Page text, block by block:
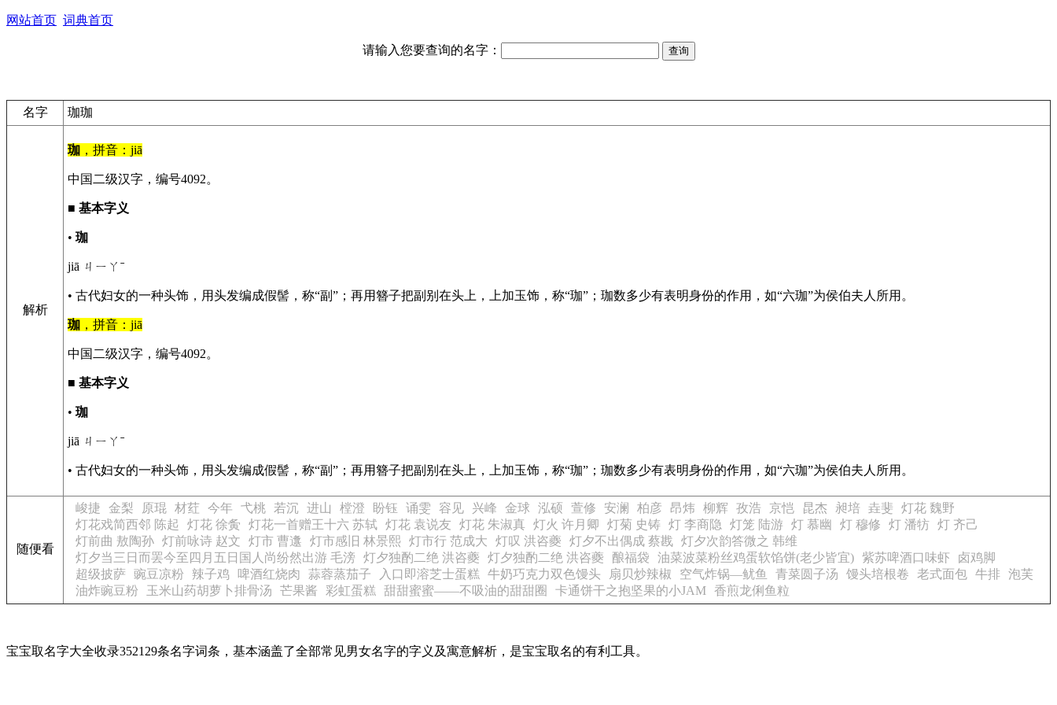
网站首页 词典首页
请输入您要查询的名字：
名字 珈珈
解析
珈 ，拼音：jiā
中国二级汉字，编号4092。
■ 基本字义
• 珈
jiā ㄐㄧㄚˉ
• 古代妇女的一种头饰，用头发编成假髻，称“副”；再用簪子把副别在头上，上加玉饰，称“珈”；珈数多少有表明身份的作用，如“六珈”为侯伯夫人所用。
珈 ，拼音：jiā
中国二级汉字，编号4092。
■ 基本字义
• 珈
jiā ㄐㄧㄚˉ
• 古代妇女的一种头饰，用头发编成假髻，称“副”；再用簪子把副别在头上，上加玉饰，称“珈”；珈数多少有表明身份的作用，如“六珈”为侯伯夫人所用。
随便看
峻捷 金梨 原琨 材荭 今年 弋桃 若沉 进山 樘澄 盼钰 诵雯 容见 兴峰 金球 泓硕 萱修 安澜 柏彦 昂炜 柳辉 孜浩 京恺 昆杰 昶培 垚斐
灯花 魏野
灯花戏简西邻 陈起
灯花 徐夤 灯花一首赠王十六 苏轼 灯花 袁说友 灯花 朱淑真 灯火 许月卿 灯菊 史铸 灯 李商隐 灯笼 陆游 灯 慕幽 灯 穆修 灯 潘牥 灯 齐己
灯前曲 敖陶孙 灯前咏诗 赵文 灯市 曹邍 灯市感旧 林景熙 灯市行 范成大 灯叹 洪咨夔 灯夕不出偶成 蔡戡 灯夕次韵答微之 韩维
灯夕当三日而罢今至四月五日国人尚纷然出游 毛滂
灯夕独酌二绝 洪咨夔 灯夕独酌二绝 洪咨夔 酿福袋 油菜波菜粉丝鸡蛋软馅饼(老少皆宜) 紫苏啤酒口味虾
卤鸡脚
超级披萨
豌豆凉粉 辣子鸡 啤酒红烧肉 蒜蓉蒸茄子 入口即溶芝士蛋糕 牛奶巧克力双色馒头 扇贝炒辣椒 空气炸锅—鱿鱼 青菜圆子汤 馒头培根卷 老式面包 牛排 泡芙
油炸豌豆粉
玉米山药胡萝卜排骨汤 芒果酱 彩虹蛋糕 甜甜蜜蜜——不吸油的甜甜圈 卡通饼干之抱坚果的小JAM 香煎龙俐鱼粒
宝宝取名字大全收录352129条名字词条，基本涵盖了全部常见男女名字的字义及寓意解析，是宝宝取名的有利工具。